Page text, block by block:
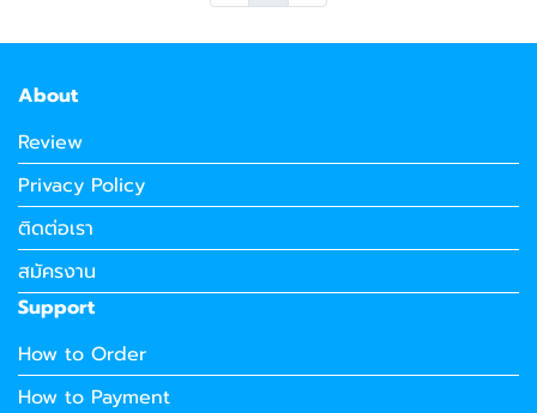
About
Review
Privacy Policy
ติดต่อเรา
สมัครงาน
Support
How to Order
How to Payment